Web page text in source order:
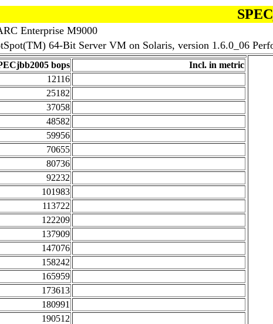
Enterprise M9000
64-Bit Server VM on Solaris, version 1.6.0_06
bops
Incl. in metric
12116
25182
37058
48582
59956
70655
80736
92232
101983
113722
122209
137909
147076
158242
165959
173613
180991
190512